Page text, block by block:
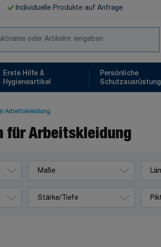
Individuelle Produkte auf Anfrage
Erste Hilfe &
Hygieneartikel
Persönliche
Schutzausrüstung
Arbeitskleidung
für Arbeitskleidung